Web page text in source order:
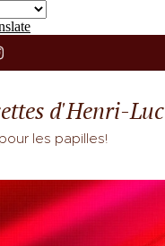
d'Henri-Luc
les papilles!